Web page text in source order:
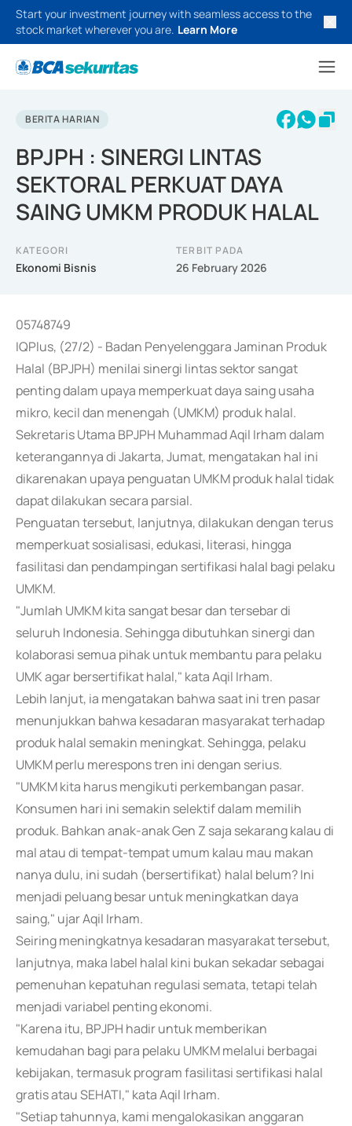
Start your investment journey with seamless access to the
stock market wherever you are. Learn More
BERITA HARIAN
BPJPH : SINERGI LINTAS
SEKTORAL PERKUAT DAYA
SAING UMKM PRODUK HALAL
KATEGORI
Ekonomi Bisnis
TERBIT PADA
26 February 2026
05748749
IQPlus, (27/2) - Badan Penyelenggara Jaminan Produk
Halal (BPJPH) menilai sinergi lintas sektor sangat
penting dalam upaya memperkuat daya saing usaha
mikro, kecil dan menengah (UMKM) produk halal.
Sekretaris Utama BPJPH Muhammad Aqil Irham dalam
keterangannya di Jakarta, Jumat, mengatakan hal ini
dikarenakan upaya penguatan UMKM produk halal tidak
dapat dilakukan secara parsial.
Penguatan tersebut, lanjutnya, dilakukan dengan terus
memperkuat sosialisasi, edukasi, literasi, hingga
fasilitasi dan pendampingan sertifikasi halal bagi pelaku
UMKM.
"Jumlah UMKM kita sangat besar dan tersebar di
seluruh Indonesia. Sehingga dibutuhkan sinergi dan
kolaborasi semua pihak untuk membantu para pelaku
UMK agar bersertifikat halal," kata Aqil Irham.
Lebih lanjut, ia mengatakan bahwa saat ini tren pasar
menunjukkan bahwa kesadaran masyarakat terhadap
produk halal semakin meningkat. Sehingga, pelaku
UMKM perlu merespons tren ini dengan serius.
"UMKM kita harus mengikuti perkembangan pasar.
Konsumen hari ini semakin selektif dalam memilih
produk. Bahkan anak-anak Gen Z saja sekarang kalau di
mal atau di tempat-tempat umum kalau mau makan
nanya dulu, ini sudah (bersertifikat) halal belum? Ini
menjadi peluang besar untuk meningkatkan daya
saing," ujar Aqil Irham.
Seiring meningkatnya kesadaran masyarakat tersebut,
lanjutnya, maka label halal kini bukan sekadar sebagai
pemenuhan kepatuhan regulasi semata, tetapi telah
menjadi variabel penting ekonomi.
"Karena itu, BPJPH hadir untuk memberikan
kemudahan bagi para pelaku UMKM melalui berbagai
kebijakan, termasuk program fasilitasi sertifikasi halal
gratis atau SEHATI," kata Aqil Irham.
"Setiap tahunnya, kami mengalokasikan anggaran